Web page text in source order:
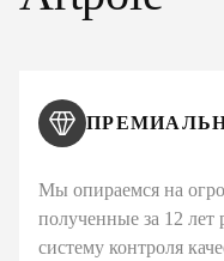
Мы опираемся на
полученные за 12
систему контроля